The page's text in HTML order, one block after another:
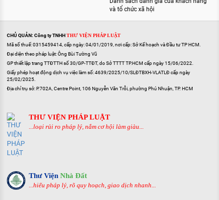
và tổ chức xã hội
CHỦ QUẢN: Công ty TNHHTHƯ VIỆN PHÁP LUẬT
Mã số thuế: 0315459414, cấp ngày: 04/01/2019, nơi cấp: Sở Kế hoạch và Đầu tư TP HCM.
Đại diện theo pháp luật: Ông Bùi Tường Vũ
GP thiết lập trang TTĐTTH số 30/GP-TTĐT, do Sở TTTT TP.HCM cấp ngày 15/06/2022.
Giấy phép hoạt động dịch vụ việc làm số: 4639/2025/10/SLĐTBXH-VLATLĐ cấp ngày
25/02/2025.
Địa chỉ trụ sở: P.702A, Centre Point, 106 Nguyễn Văn Trỗi, phường Phú Nhuận, TP. HCM
THƯ VIỆN PHÁP LUẬT
...loại rủi ro pháp lý, nắm cơ hội làm giàu...
Thư Viện Nhà Đất
...hiểu pháp lý, rõ quy hoạch, giao dịch nhanh...